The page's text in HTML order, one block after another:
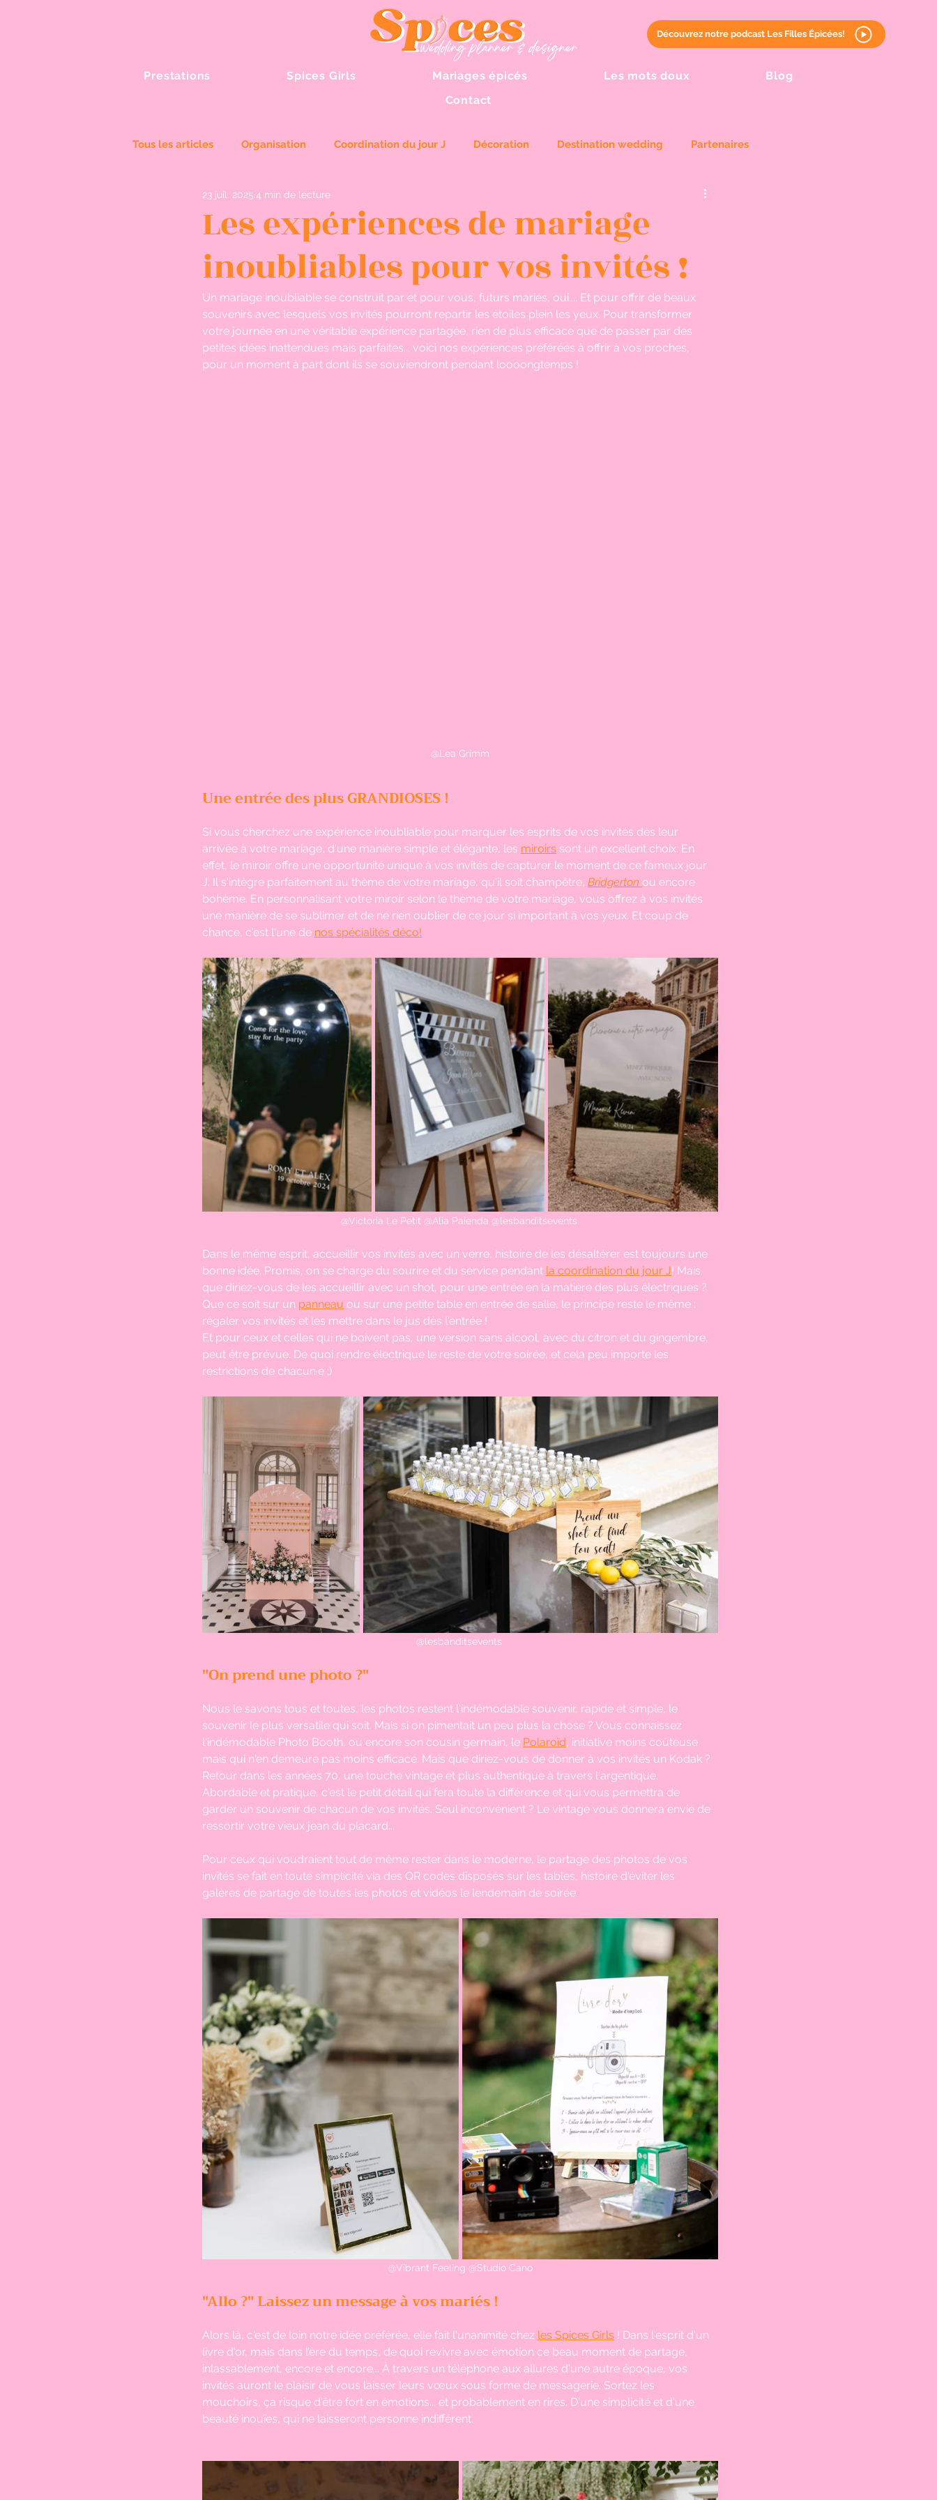
Découvrez notre podcast Les Filles Épicées!
Prestations Spices Girls Mariages épicés Les mots doux
Blog
Contact
Tous les articles Organisation Coordination du jour J Décoration Destination wedding Partenaires
Spices WeddingLes expériences de mariage
inoubliables pour vos invités !
23 juil. 2025 4 min de lecture
Un mariage inoubliable se construit par et pour vous, futurs mariés, oui.... Et pour offrir de beaux
souvenirs avec lesquels vos invités pourront repartir les étoiles plein les yeux. Pour transformer
votre journée en une véritable expérience partagée, rien de plus efficace que de passer par des
petites idées inattendues mais parfaites... voici nos expériences préférées à offrir à vos proches,
pour un moment à part dont ils se souviendront pendant loooongtemps !
@Lea Grimm
Une entrée des plus GRANDIOSES !
Si vous cherchez une expérience inoubliable pour marquer les esprits de vos invités dès leur
arrivée à votre mariage, d'une manière simple et élégante, les miroirs sont un excellent choix. En
effet, le miroir offre une opportunité unique à vos invités de capturer le moment de ce fameux jour
J. Il s'intègre parfaitement au thème de votre mariage, qu'il soit champêtre, Bridgerton ou encore
bohème. En personnalisant votre miroir selon le thème de votre mariage, vous offrez à vos invités
une manière de se sublimer et de ne rien oublier de ce jour si important à vos yeux. Et coup de
chance, c'est l'une de nos spécialités déco!
@Victoria Le Petit @Alia Paienda @lesbanditsevents
Dans le même esprit, accueillir vos invités avec un verre, histoire de les désaltérer est toujours une
bonne idée. Promis, on se charge du sourire et du service pendant la coordination du jour J! Mais
que diriez-vous de les accueillir avec un shot, pour une entrée en la matière des plus électriques ?
Que ce soit sur un panneau ou sur une petite table en entrée de salle, le principe reste le même :
régaler vos invités et les mettre dans le jus dès l'entrée !
Et pour ceux et celles qui ne boivent pas, une version sans alcool, avec du citron et du gingembre,
peut être prévue. De quoi rendre électrique le reste de votre soirée, et cela peu importe les
restrictions de chacun·e ;)
@lesbanditsevents
"On prend une photo ?"
Nous le savons tous et toutes, les photos restent l'indémodable souvenir, rapide et simple, le
souvenir le plus versatile qui soit. Mais si on pimentait un peu plus la chose ? Vous connaissez
l'indémodable Photo Booth, ou encore son cousin germain, le Polaroïd, initiative moins coûteuse
mais qui n'en demeure pas moins efficace. Mais que diriez-vous de donner à vos invités un Kodak ?
Retour dans les années 70, une touche vintage et plus authentique à travers l'argentique.
Abordable et pratique, c'est le petit détail qui fera toute la différence et qui vous permettra de
garder un souvenir de chacun de vos invités. Seul inconvénient ? Le vintage vous donnera envie de
ressortir votre vieux jean du placard...
Pour ceux qui voudraient tout de même rester dans le moderne, le partage des photos de vos
invités se fait en toute simplicité via des QR codes disposés sur les tables, histoire d'éviter les
galères de partage de toutes les photos et vidéos le lendemain de soirée.
@Vibrant Feeling @Studio Cano
"Allo ?" Laissez un message à vos mariés !
Alors là, c'est de loin notre idée préférée, elle fait l'unanimité chez les Spices Girls ! Dans l'esprit d'un
livre d'or, mais dans l’ère du temps, de quoi revivre avec émotion ce beau moment de partage,
inlassablement, encore et encore... À travers un téléphone aux allures d'une autre époque, vos
invités auront le plaisir de vous laisser leurs vœux sous forme de messagerie. Sortez les
mouchoirs, ça risque d'être fort en émotions... et probablement en rires. D'une simplicité et d'une
beauté inouïes, qui ne laisseront personne indifférent.